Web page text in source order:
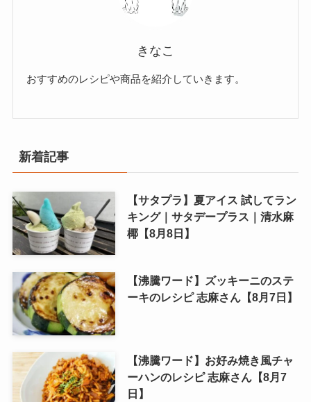
きなこ
おすすめのレシピや商品を紹介していきます。
新着記事
【サタプラ】夏アイス 試してラン
キング｜サタデープラス｜清水麻
椰【8月8日】
【沸騰ワード】ズッキーニのステ
ーキのレシピ 志麻さん【8月7日】
【沸騰ワード】お好み焼き風チャ
ーハンのレシピ 志麻さん【8月7
日】